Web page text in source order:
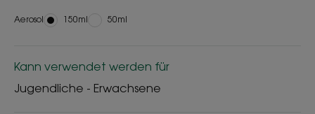
Aerosol Aerosol
150ml Aerosol
50ml
Kann verwendet werden für
Jugendliche - Erwachsene